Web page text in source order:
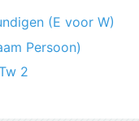
(E voor W)
Persoon)
2